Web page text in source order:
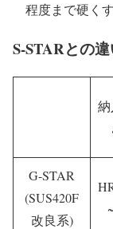
程度まで硬く
S-STARとの
G-STAR
(SUS420F
改良系)